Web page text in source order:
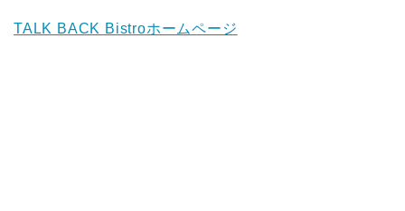
TALK BACK Bistroホームページ